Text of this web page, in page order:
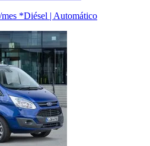
*Diésel | Automático